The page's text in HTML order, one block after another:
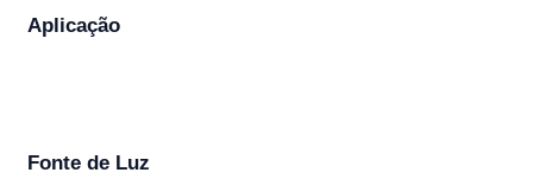
Aplicação
Fonte de Luz